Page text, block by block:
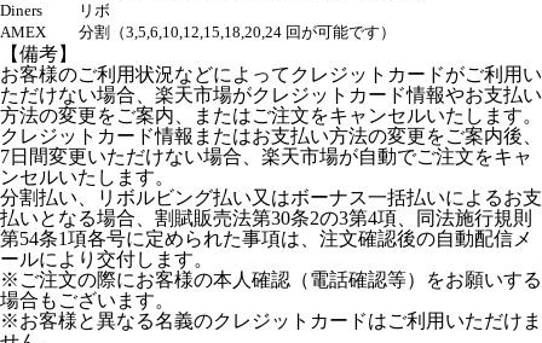
Diners
リボ
AMEX
分割（3,5,6,10,12,15,18,20,24 回が可能です）
【備考】
お客様のご利用状況などによってクレジットカードがご利用い
ただけない場合、楽天市場がクレジットカード情報やお支払い
方法の変更をご案内、またはご注文をキャンセルいたします。
クレジットカード情報またはお支払い方法の変更をご案内後、
7日間変更いただけない場合、楽天市場が自動でご注文をキャ
ンセルいたします。
分割払い、リボルビング払い又はボーナス一括払いによるお支
払いとなる場合、割賦販売法第30条2の3第4項、同法施行規則
第54条1項各号に定められた事項は、注文確認後の自動配信メ
ールにより交付します。
※ご注文の際にお客様の本人確認（電話確認等）をお願いする
場合もございます。
※お客様と異なる名義のクレジットカードはご利用いただけま